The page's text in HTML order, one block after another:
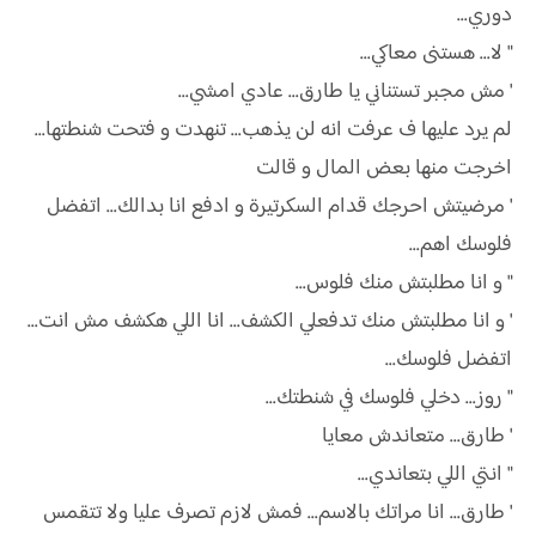
دوري...
" لا... هستنى معاكي...
' مش مجبر تستناني يا طارق... عادي امشي...
لم يرد عليها ف عرفت انه لن يذهب... تنهدت و فتحت شنطتها...
اخرجت منها بعض المال و قالت
' مرضيتش احرجك قدام السكرتيرة و ادفع انا بدالك... اتفضل
فلوسك اهم...
" و انا مطلبتش منك فلوس...
' و انا مطلبتش منك تدفعلي الكشف... انا اللي هكشف مش انت...
اتفضل فلوسك...
" روز... دخلي فلوسك في شنطتك...
' طارق... متعاندش معايا
" انتي اللي بتعاندي...
' طارق... انا مراتك بالاسم... فمش لازم تصرف عليا ولا تتقمس